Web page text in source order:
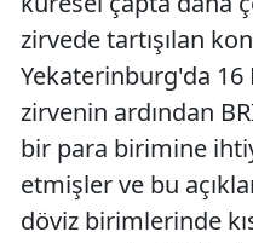
zirvede tartışılan
Yekaterinburg'da 16
zirvenin ardından
bir para birimine
etmişler ve bu
döviz birimlerinde